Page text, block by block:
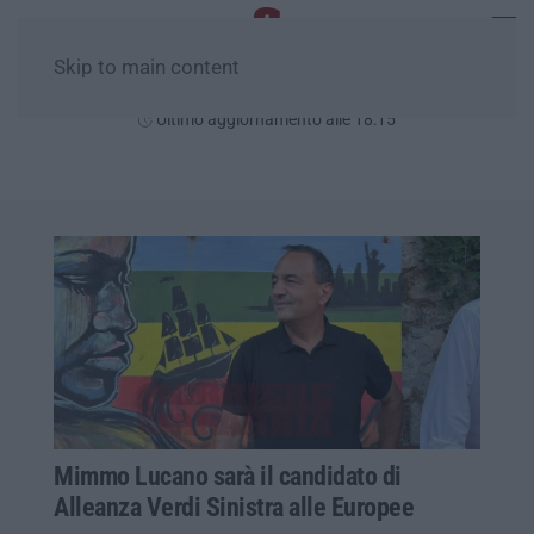
Skip to main content
Ultimo aggiornamento alle 18:15
Mimmo Lucano sarà il candidato di
Alleanza Verdi Sinistra alle Europee